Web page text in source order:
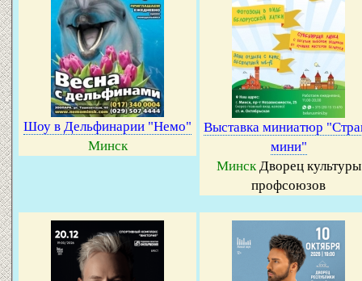
Шоу в Дельфинарии "Немо"
Минск
Выставка миниатюр
мини"
МинскДворец культуры
профсоюзов